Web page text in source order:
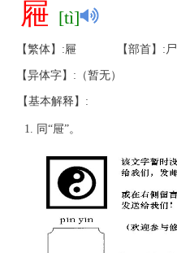
屜 [tì]
【繁体】:屜 【部首】:尸
【异体字】:（暂无）
【基本解释】:
同“屉”。